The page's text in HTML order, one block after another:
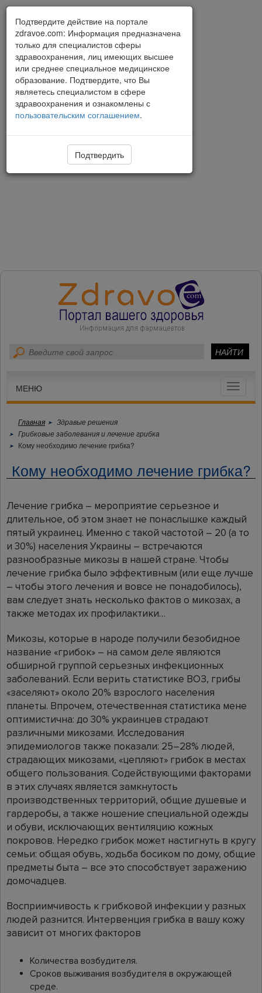
Toggle
МЕНЮ
Главная
Здравые решения
Грибковые заболевания и лечение грибка
Кому необходимо лечение грибка?
Кому необходимо лечение грибка?
Лечение грибка – мероприятие серьезное и
длительное, об этом знает не понаслышке каждый
пятый украинец. Именно с такой частотой – 20 (а то
и 30%) населения Украины – встречаются
разнообразные микозы в нашей стране. Чтобы
лечение грибка было эффективным (или еще лучше
– чтобы этого лечения и вовсе не понадобилось),
вам следует знать несколько фактов о микозах, а
также методах их профилактики…
Микозы, которые в народе получили безобидное
название «грибок» – на самом деле являются
обширной группой серьезных инфекционных
заболеваний. Если верить статистике ВОЗ, грибы
«заселяют» около 20% взрослого населения
планеты. Впрочем, отечественная статистика мене
оптимистична: до 30% украинцев страдают
различными микозами. Исследования
эпидемиологов также показали: 25–28% людей,
страдающих микозами, «цепляют» грибок в местах
общего пользования. Содействующими факторами
в этих случаях является замкнутость
производственных территорий, общие душевые и
гардеробы, а также ношение специальной одежды
и обуви, исключающих вентиляцию кожных
покровов. Нередко грибок может настигнуть в кругу
семьи: общая обувь, ходьба босиком по дому, общие
предметы быта – все это способствует заражению
домочадцев.
Восприимчивость к грибковой инфекции у разных
людей разнится. Интервенция грибка в вашу кожу
зависит от многих факторов
Количества возбудителя.
Сроков выживания возбудителя в окружающей
среде.
Подтвердите действие на портале
zdravoe.com: Информация предназначена
только для специалистов сферы
здравоохранения, лиц имеющих высшее
или среднее специальное медицинское
образование. Подтвердите, что Вы
являетесь специалистом в сфере
здравоохранения и ознакомлены с
пользовательским соглашением.
Подтвердить